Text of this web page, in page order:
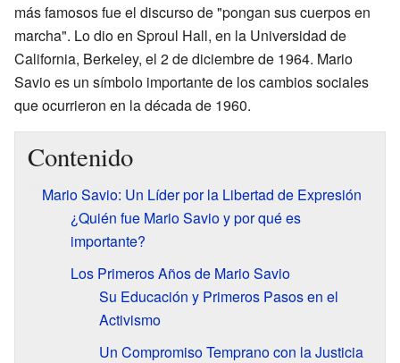
más famosos fue el discurso de "pongan sus cuerpos en
marcha". Lo dio en Sproul Hall, en la Universidad de
California, Berkeley, el 2 de diciembre de 1964. Mario
Savio es un símbolo importante de los cambios sociales
que ocurrieron en la década de 1960.
Contenido
Mario Savio: Un Líder por la Libertad de Expresión
¿Quién fue Mario Savio y por qué es
importante?
Los Primeros Años de Mario Savio
Su Educación y Primeros Pasos en el
Activismo
Un Compromiso Temprano con la Justicia